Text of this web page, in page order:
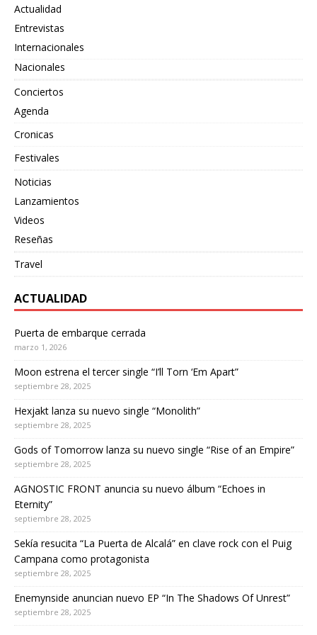
Actualidad
Entrevistas
Internacionales
Nacionales
Conciertos
Agenda
Cronicas
Festivales
Noticias
Lanzamientos
Videos
Reseñas
Travel
ACTUALIDAD
Puerta de embarque cerrada
marzo 1, 2026
Moon estrena el tercer single “I’ll Torn ‘Em Apart”
septiembre 28, 2025
Hexjakt lanza su nuevo single “Monolith”
septiembre 28, 2025
Gods of Tomorrow lanza su nuevo single “Rise of an Empire”
septiembre 28, 2025
AGNOSTIC FRONT anuncia su nuevo álbum “Echoes in
Eternity”
septiembre 28, 2025
Sekía resucita “La Puerta de Alcalá” en clave rock con el Puig
Campana como protagonista
septiembre 28, 2025
Enemynside anuncian nuevo EP “In The Shadows Of Unrest”
septiembre 28, 2025